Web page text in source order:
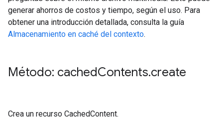
generar ahorros de costos y tiempo, según el uso. Para
obtener una introducción detallada, consulta la guía
Almacenamiento en caché del contexto.
Método: cachedContents.create
Crea un recurso CachedContent.